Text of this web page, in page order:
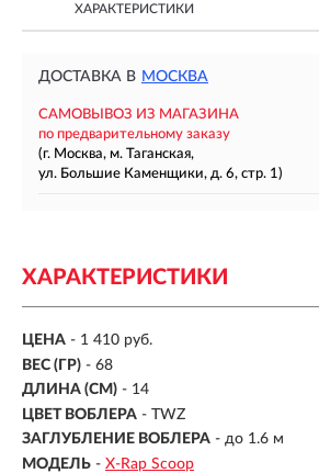
ХАРАКТЕРИСТИКИ
ДОСТАВКА В МОСКВА
САМОВЫВОЗ ИЗ МАГАЗИНА
по предварительному заказу
(г. Москва, м. Таганская,
ул. Большие Каменщики, д. 6, стр. 1)
ХАРАКТЕРИСТИКИ
ЦЕНА - 1 410 руб.
ВЕС (ГР) - 68
ДЛИНА (СМ) - 14
ЦВЕТ ВОБЛЕРА - TWZ
ЗАГЛУБЛЕНИЕ ВОБЛЕРА - до 1.6 м
МОДЕЛЬ - X-Rap Scoop